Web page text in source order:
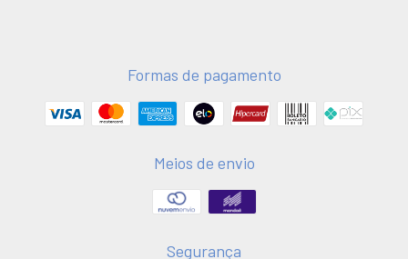
Formas de pagamento
Meios de envio
Segurança